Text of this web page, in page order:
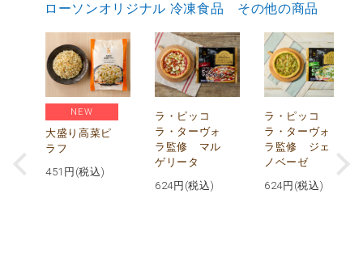
ローソンオリジナル 冷凍食品 その他の商品
NEW
大盛り高菜ピ
ラフ
451 円(税込)
ラ・ピッコ
ラ・ターヴォ
ラ監修 マル
ゲリータ
624円(税込)
ラ・ピッコ
ラ・ターヴォ
ラ監修 ジェ
ノベーゼ
624円(税込)